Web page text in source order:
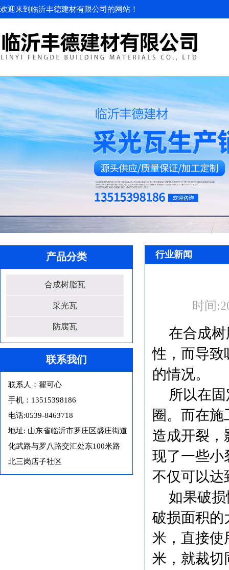
欢迎来到临沂丰德建材有限公司的网站！
产品分类
合成树脂瓦
采光瓦
防腐瓦
联系我们
联系人：翟可心
手机：13515398186
电话:0539-8463718
地址: 山东省临沂市罗庄区盛庄街道
化武路与罗八路交汇处东100米路
北三岗店子社区
行业新闻
时间:
在合成
性，而导致
的情况。
所以在
圈。而在
造成开裂，
现了一些小
不仅可以达
如果破
破损面积的
米，直接使
米，就裁切